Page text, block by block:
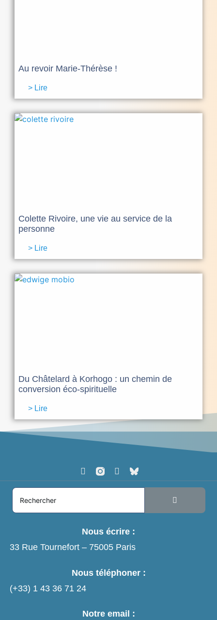
Au revoir Marie-Thérèse !
> Lire
Colette Rivoire, une vie au service de la
personne
> Lire
Du Châtelard à Korhogo : un chemin de
conversion éco-spirituelle
> Lire
Nous écrire :
33 Rue Tournefort – 75005 Paris
Nous téléphoner :
(+33) 1 43 36 71 24
Notre email :